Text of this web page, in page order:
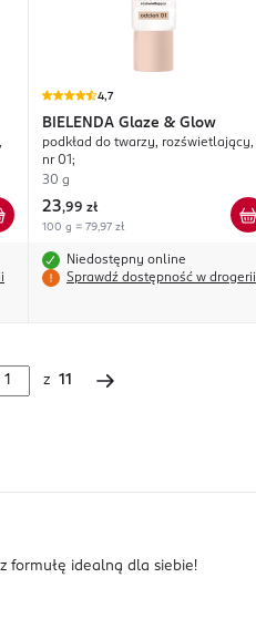
4,7
BIELENDA Glaze & Glow
podkład do twarzy, rozświetlający,
nr 01;
30 g
23,99 zł
100 g = 79,97 zł
Niedostępny online
Sprawdź dostępność w drogerii
z 11
formułę idealną dla siebie!